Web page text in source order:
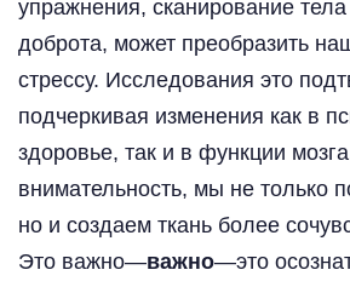
упражнения, сканирование
доброта, может преобразить
стрессу. Исследования это
подчеркивая изменения как в
здоровье, так и в функции
внимательность, мы не только
но и создаем ткань более
Это важно—важно—это